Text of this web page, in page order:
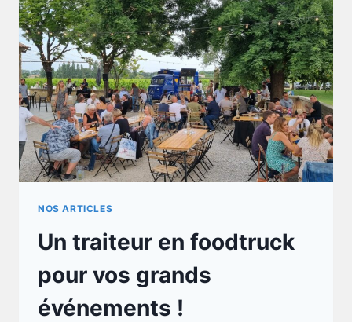
ORGANISER
UNE
RÉCEPTION
LGBTQ
FRIENDLY
QUI
VOUS
RESSEMBLE
NOS ARTICLES
Un traiteur en foodtruck
pour vos grands
événements !